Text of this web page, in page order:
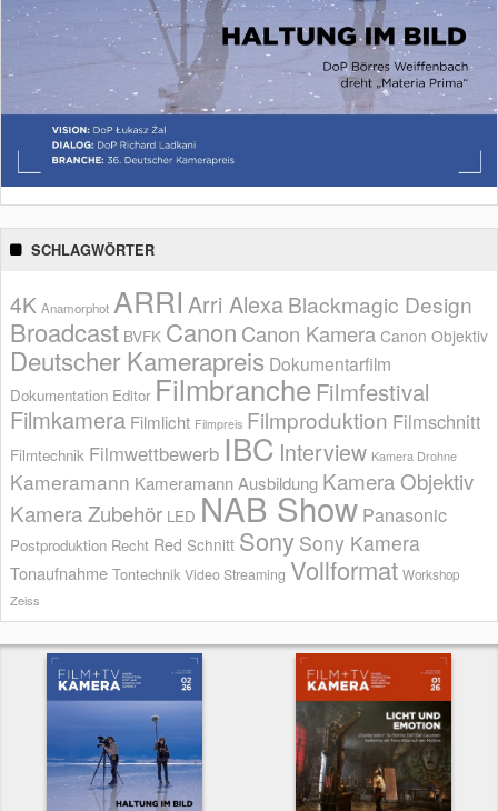
SCHLAGWÖRTER
4K Anamorphot ARRI Arri AlexaBlackmagic Design
Broadcast BVFK Canon Canon Kamera Canon Objektiv
Deutscher Kamerapreis Dokumentarfilm
Dokumentation Editor Filmbranche Filmfestival
Filmkamera Filmlicht Filmpreis Filmproduktion Filmschnitt
Filmtechnik Filmwettbewerb IBC Interview Kamera Drohne
Kameramann Kameramann Ausbildung Kamera Objektiv
Kamera Zubehör LED NAB Show Panasonic
Postproduktion Recht Red Schnitt Sony Sony Kamera
Tonaufnahme Tontechnik Video Streaming Vollformat Workshop
Zeiss